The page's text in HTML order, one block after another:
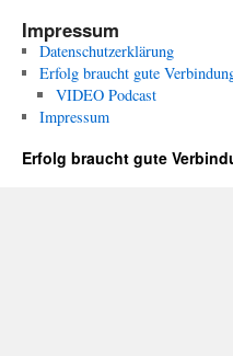
Impressum
Datenschutzerklärung
Erfolg braucht gute
VIDEO Podcast
Impressum
Erfolg braucht gute